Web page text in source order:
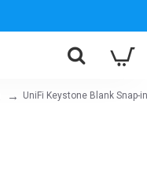
UniFi Keystone Blank